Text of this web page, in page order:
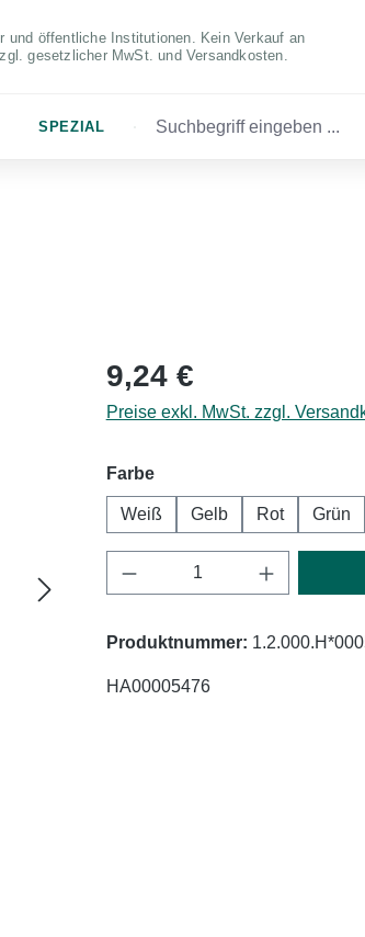
und öffentliche Institutionen. Kein Verkauf an
gesetzlicher MwSt. und Versandkosten.
SPEZIAL
Regulärer Preis:
9,24 €
Preise exkl. MwSt. zzgl.
Farbeauswählen
Weiß Gelb Rot Grün
Produkt Anzahl: Gib
Produktnummer:
HA00005476